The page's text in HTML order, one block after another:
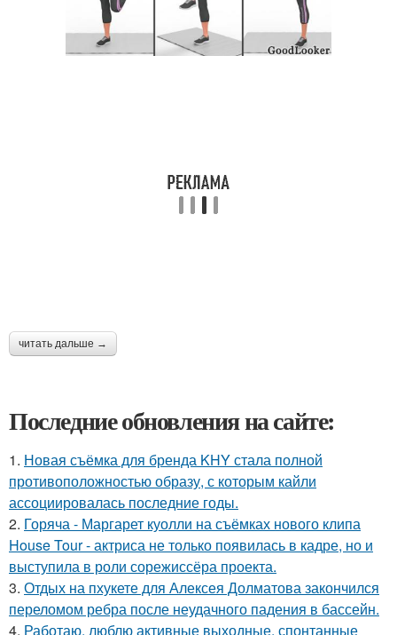
читать дальше →
Последние обновления на сайте:
1. Новая съёмка для бренда KHY стала полной
противоположностью образу, с которым кайли
ассоциировалась последние годы.
2. Горяча - Маргарет куолли на съёмках нового клипа
House Tour - актриса не только появилась в кадре, но и
выступила в роли сорежиссёра проекта.
3. Отдых на пхукете для Алексея Долматова закончился
переломом ребра после неудачного падения в бассейн.
4. Работаю, люблю активные выходные, спонтанные